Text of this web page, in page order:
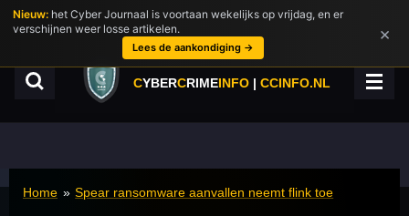
Ga
direct
hoofdinhoud
CYBERCRIMEINFO | CCINFO.NL
Home » Spear ransomware aanvallen neemt flink toe
Nieuw: het Cyber Journaal is voortaan wekelijks op vrijdag, en er
verschijnen weer losse artikelen.
Lees de aankondiging →
×